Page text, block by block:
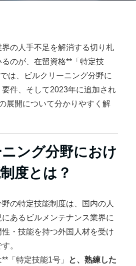
の人手不足を解消する切り札
のが、在留資格**「特定技
は、ビルクリーニング分野に
件、そして2023年に追加され
展開について分かりやすく解
ング分野におけ
度とは？
の特定技能制度は、国内の人
あるビルメンテナンス業界に
・技能を持つ外国人材を受け
。
「特定技能1号」
と、熟練した